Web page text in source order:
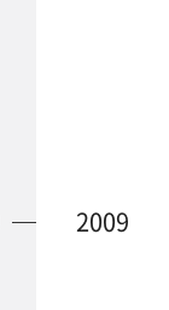
2009